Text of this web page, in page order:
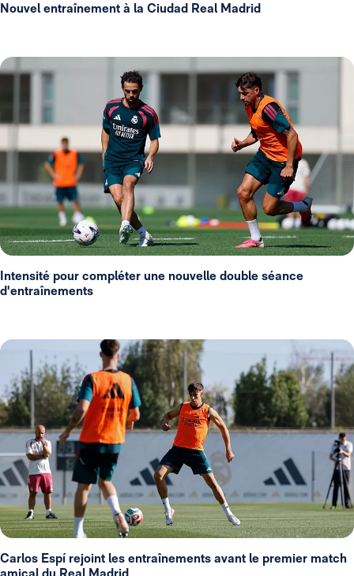
Nouvel entraînement à la Ciudad Real Madrid
Intensité pour compléter une nouvelle double séance
d'entraînements
Carlos Espí rejoint les entraînements avant le premier match